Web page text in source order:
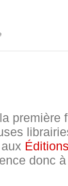
première
donc